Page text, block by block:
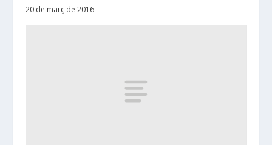
20 de març de 2016